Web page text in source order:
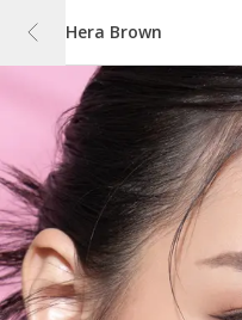
Hera Brown